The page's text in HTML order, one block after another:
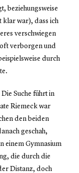
beziehungsweise
klar war), dass ich
verschwiegen
verborgen und
durch
Suche führt in
Riemeck war
den beiden
geschah,
einem Gymnasium
die durch die
Distanz, doch